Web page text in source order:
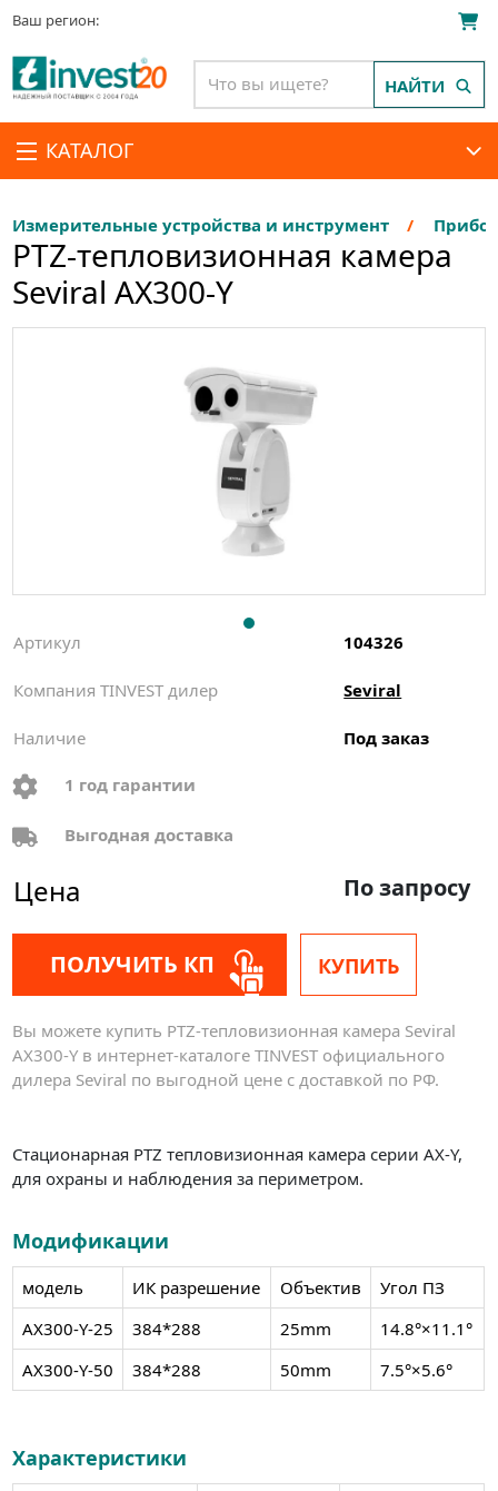
Ваш регион:
КАТАЛОГ
НАЙТИ
Измерительные устройства и инструмент
PTZ-тепловизионная камера
Seviral AX300-Y
Артикул 104326
Компания TINVEST дилер Seviral
Наличие Под заказ
1 год гарантии
Выгодная доставка
Цена По запросу
ПОЛУЧИТЬ КП КУПИТЬ
Вы можете купить PTZ-тепловизионная камера Seviral
AX300-Y в интернет-каталоге TINVEST официального
дилера Seviral по выгодной цене с доставкой по РФ.
Стационарная PTZ тепловизионная камера серии AX-Y,
для охраны и наблюдения за периметром.
Модификации
модель ИК разрешение Объектив
Угол ПЗ
AX300-Y-25
384*288 25mm
14.8°×11.1°
AX300-Y-50
384*288 50mm 7.5°×5.6°
Характеристики